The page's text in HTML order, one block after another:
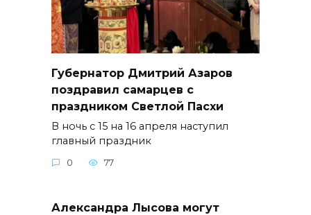
Губернатор Дмитрий Азаров
поздравил самарцев с
праздником Светлой Пасхи
В ночь с 15 на 16 апреля наступил
главный праздник
0 77
Александра Лысова могут